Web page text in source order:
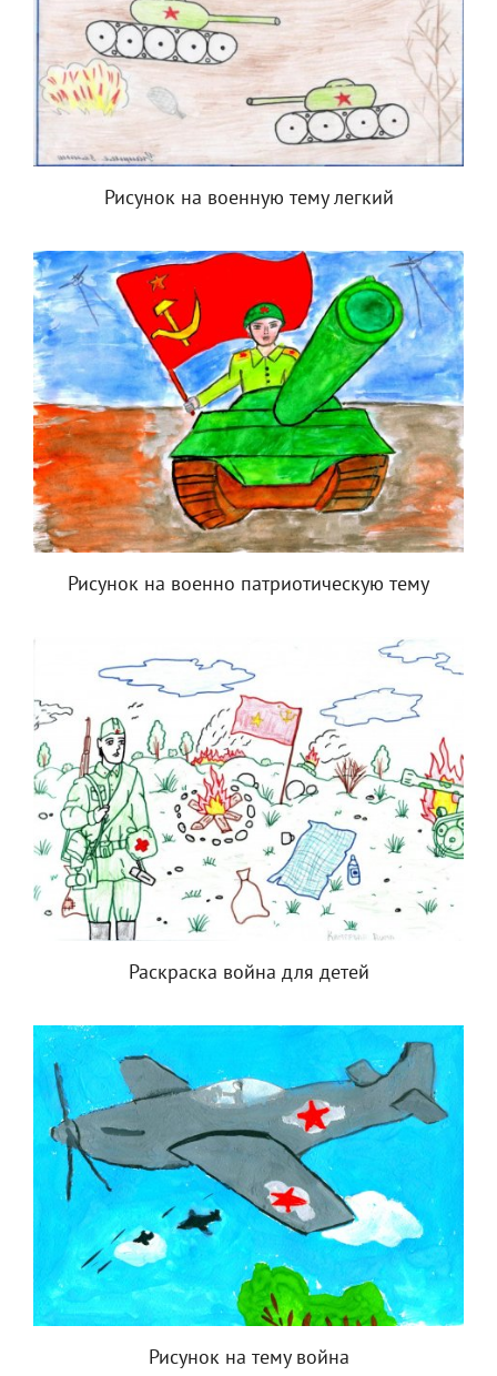
Рисунок на военную тему легкий
Рисунок на военно патриотическую тему
Раскраска война для детей
Рисунок на тему война